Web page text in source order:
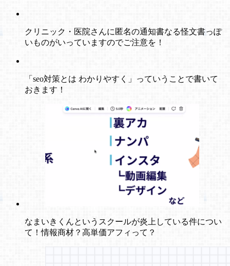
クリニック・医院さんに匿名の通知書なる怪文書っぽ
いものがいっていますのでご注意を！
「seo対策とは わかりやすく」っていうことで書いて
おきます！
なまいきくんというスクールが炎上している件につい
て！情報商材？高単価アフィって？